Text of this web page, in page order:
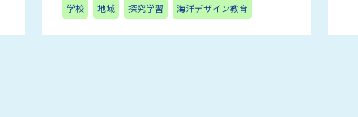
学校 地域 探究学習 海洋デザイン教育